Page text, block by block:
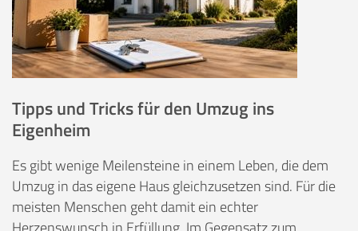
Tipps und Tricks für den Umzug ins
Eigenheim
Es gibt wenige Meilensteine in einem Leben, die dem
Umzug in das eigene Haus gleichzusetzen sind. Für die
meisten Menschen geht damit ein echter